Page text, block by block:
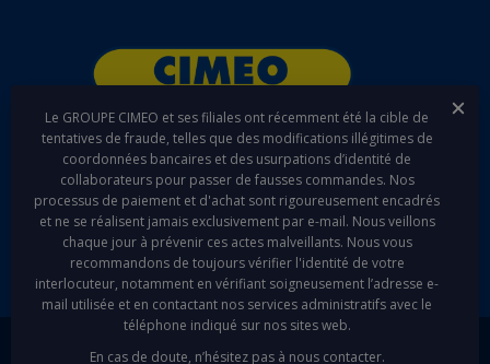
Le GROUPE CIMEO et ses filiales ont récemment été la cible de
tentatives de fraude, telles que des modifications illégitimes de
coordonnées bancaires et des usurpations d’identité de
collaborateurs pour passer de fausses commandes. Nos
processus de paiement et d'achat sont rigoureusement encadrés
et ne se réalisent jamais exclusivement par e-mail. Nous veillons
chaque jour à prévenir ces actes malveillants. Nous vous
recommandons de toujours vérifier l'identité de votre
interlocuteur, notamment en vérifiant soigneusement l’adresse e-
mail utilisée et en contactant nos services administratifs avec le
téléphone indiqué sur nos sites web.
En cas de doute, n’hésitez pas à nous contacter.
linkedin youtube